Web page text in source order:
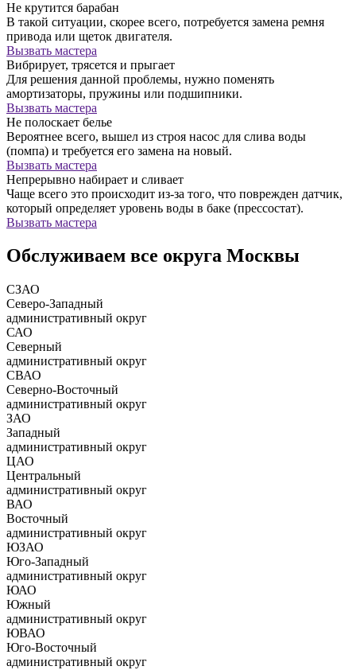
Не крутится барабан
В такой ситуации, скорее всего, потребуется замена ремня
привода или щеток двигателя.
Вызвать мастера
Вибрирует, трясется и прыгает
Для решения данной проблемы, нужно поменять
амортизаторы, пружины или подшипники.
Вызвать мастера
Не полоскает белье
Вероятнее всего, вышел из строя насос для слива воды
(помпа) и требуется его замена на новый.
Вызвать мастера
Непрерывно набирает и сливает
Чаще всего это происходит из-за того, что поврежден датчик,
который определяет уровень воды в баке (прессостат).
Вызвать мастера
Обслуживаем все округа Москвы
СЗАО
Северо-Западный
административный округ
САО
Северный
административный округ
СВАО
Северно-Восточный
административный округ
ЗАО
Западный
административный округ
ЦАО
Центральный
административный округ
ВАО
Восточный
административный округ
ЮЗАО
Юго-Западный
административный округ
ЮАО
Южный
административный округ
ЮВАО
Юго-Восточный
административный округ